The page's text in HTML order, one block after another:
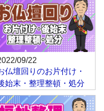
09/22
仏壇回りのお片付け・
始末・整理整頓・処分